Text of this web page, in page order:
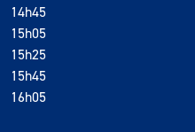
14h45
15h05
15h25
15h45
16h05